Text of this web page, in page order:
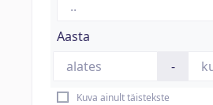
Aasta
-
Kuva ainult täistekste